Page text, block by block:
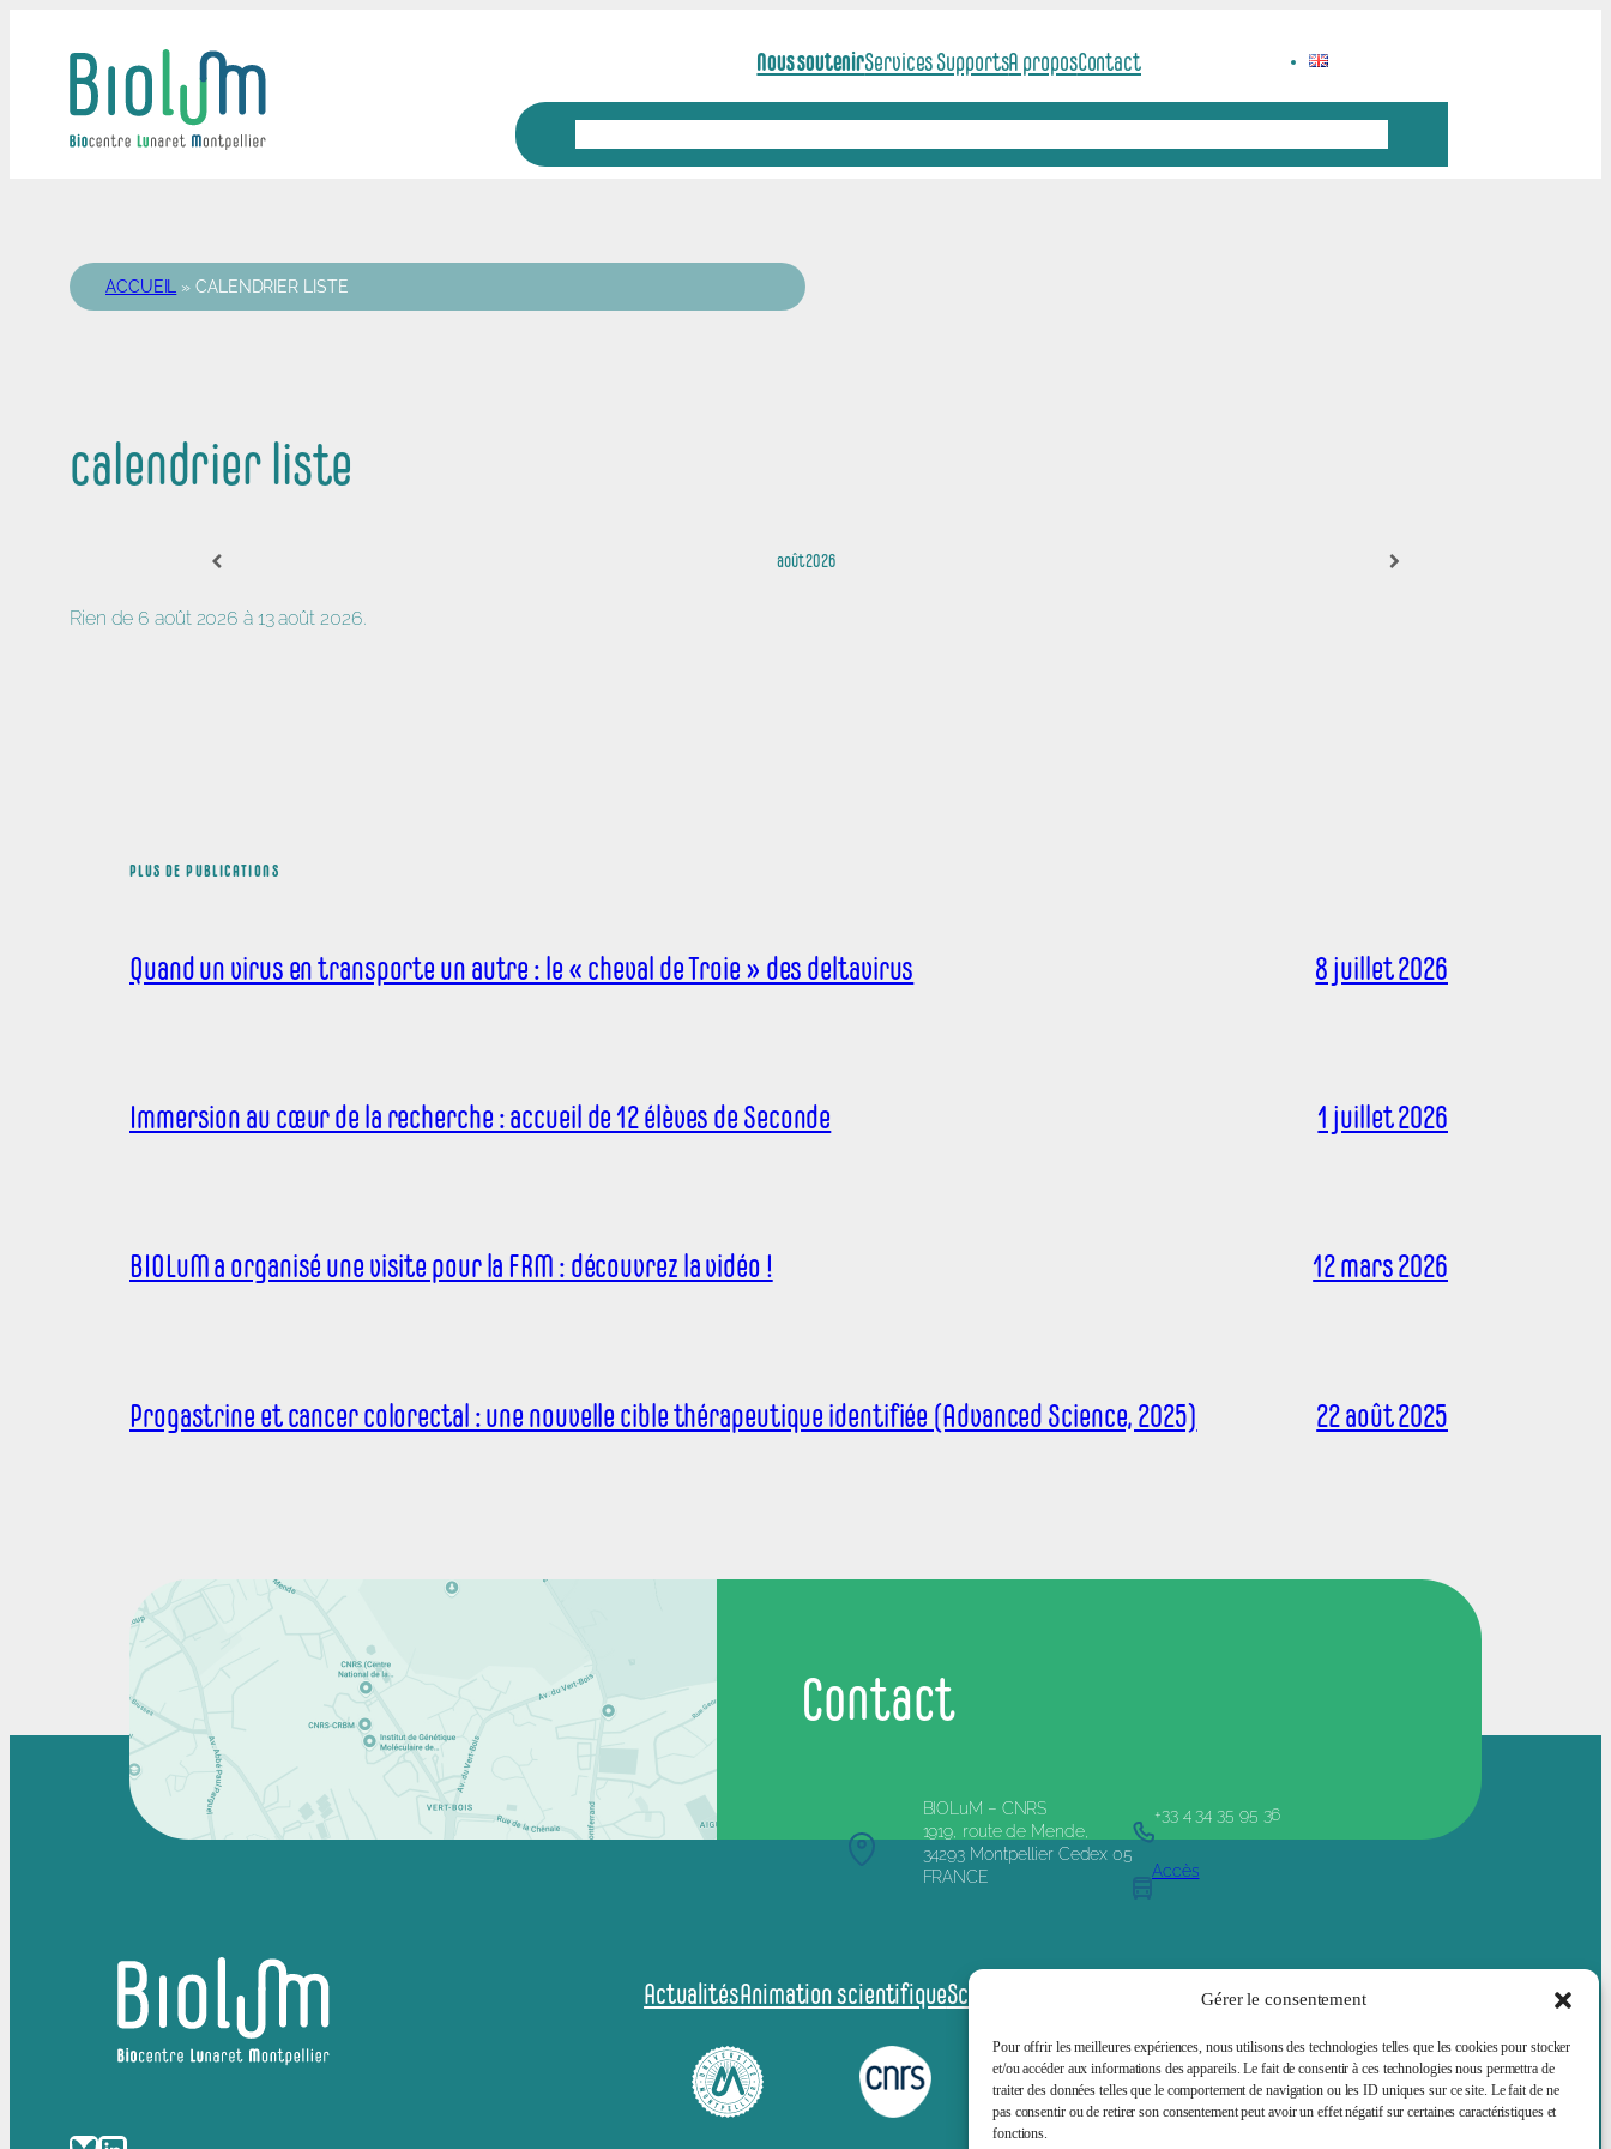
Gérer le consentement
Pour offrir les meilleures expériences, nous utilisons des technologies telles que les cookies pour stocker
et/ou accéder aux informations des appareils. Le fait de consentir à ces technologies nous permettra de
traiter des données telles que le comportement de navigation ou les ID uniques sur ce site. Le fait de ne
pas consentir ou de retirer son consentement peut avoir un effet négatif sur certaines caractéristiques et
fonctions.
contenu
Nous soutenirServices SupportsA proposContact
ACCUEIL »CALENDRIER LISTE
calendrier liste
août 2026
Rien de 6 août 2026 à 13 août 2026.
PLUS DE PUBLICATIONS
Quand un virus en transporte un autre : le « cheval de Troie » des deltavirus 8 juillet 2026
Immersion au cœur de la recherche : accueil de 12 élèves de Seconde 1 juillet 2026
BIOLuM a organisé une visite pour la FRM : découvrez la vidéo ! 12 mars 2026
Progastrine et cancer colorectal : une nouvelle cible thérapeutique identifiée (Advanced Science, 2025) 22 août 2025
Contact
BIOLuM – CNRS
1919, route de Mende,
34293 Montpellier Cedex 05
FRANCE
+33 4 34 35 95 36
Accès
ActualitésAnimation scientifiqueSciences et société Offres d’emploiServices Supports
Mentions légales